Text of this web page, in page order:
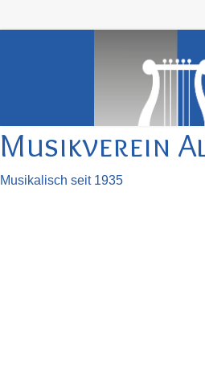
Musikverein
Musikalisch seit 1935